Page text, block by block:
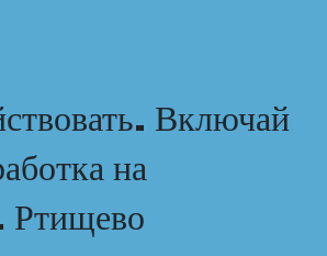
Включай
на
Ртищево